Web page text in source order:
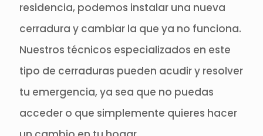
residencia, podemos instalar una nueva
cerradura y cambiar la que ya no funciona.
Nuestros técnicos especializados en este
tipo de cerraduras pueden acudir y resolver
tu emergencia, ya sea que no puedas
acceder o que simplemente quieres hacer